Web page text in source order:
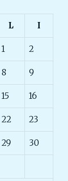
L I
1 2
8 9
15 16
22 23
29 30